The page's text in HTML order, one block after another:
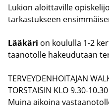
Lu­kion aloit­ta­vil­le
tar­kas­tuk­seen
Lää­kä­ri on kou­lul­la 1-2
taa­no­tol­le ha­keu­du­taan
TER­VEY­DEN­HOI­TA­JAN
TORS­TAI­SIN KLO 9.30-
Muina ai­koi­na